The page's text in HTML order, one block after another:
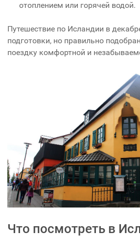
отоплением или горячей водой.
Путешествие по Исландии в
подготовки, но правильно
поездку комфортной и
Что посмотреть в